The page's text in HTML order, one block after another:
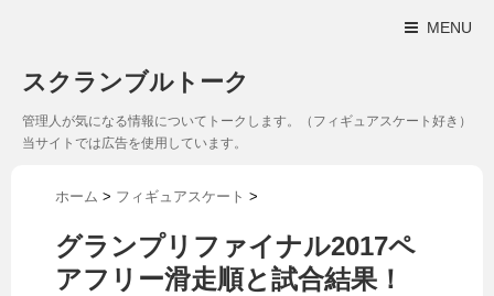
MENU
スクランブルトーク
管理人が気になる情報についてトークします。（フィギュアスケート好き）
当サイトでは広告を使用しています。
ホーム > フィギュアスケート >
グランプリファイナル2017ペ
アフリー滑走順と試合結果！